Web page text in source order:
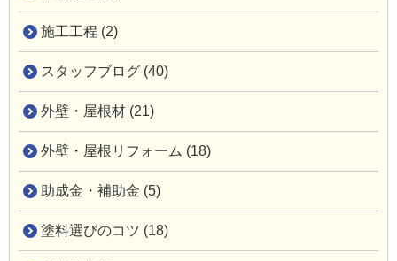
施工工程 (2)
スタッフブログ (40)
外壁・屋根材 (21)
外壁・屋根リフォーム (18)
助成金・補助金 (5)
塗料選びのコツ (18)